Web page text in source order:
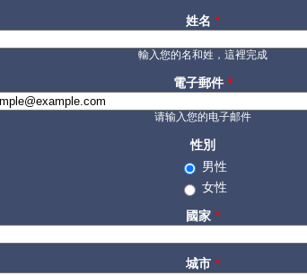
姓名 *
輸入您的名和姓，這裡完成
電子郵件 *
请输入您的电子邮件
性別
男性
女性
國家 *
城市 *